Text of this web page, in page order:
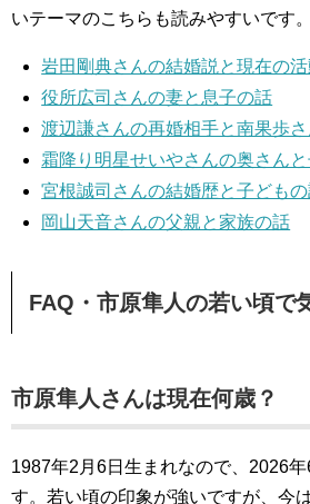
いテーマのこちらも読みやすいです。
岩田剛典さんの結婚説と現在の
役所広司さんの妻と息子の話
渡辺謙さんの再婚相手と南果歩
霜降り明星せいやさんの奥さん
宮根誠司さんの結婚歴と子ども
岡山天音さんの父親と家族の話
FAQ・市原隼人の若い頃で
市原隼人さんは現在何歳？
1987年2月6日生まれなので、2026
す。若い頃の印象が強いですが、今